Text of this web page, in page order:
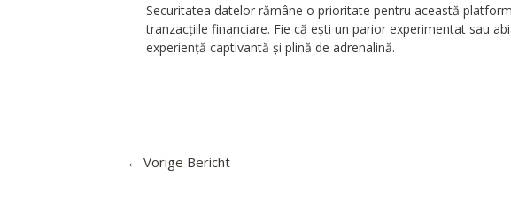
Securitatea datelor rămâne o prioritate pentru această
tranzacțiile financiare. Fie că ești un parior experimentat sau
experiență captivantă și plină de adrenalină.
← Vorige Bericht